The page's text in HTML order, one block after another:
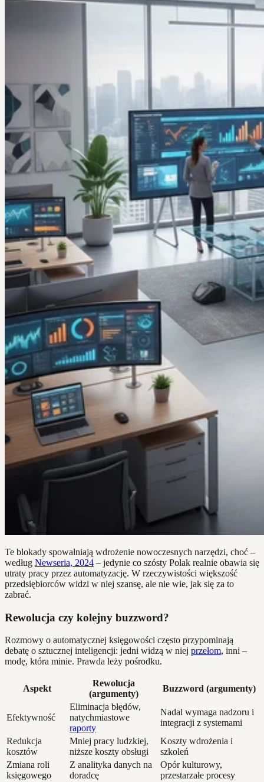
Te blokady spowalniają wdrożenie nowoczesnych narzędzi, choć –
według Newseria, 2024 – jedynie co szósty Polak realnie obawia się
utraty pracy przez automatyzację. W rzeczywistości większość
przedsiębiorców widzi w niej szansę, ale nie wie, jak się za to
zabrać.
Rewolucja czy kolejny buzzword?
Rozmowy o automatycznej księgowości często przypominają
debatę o sztucznej inteligencji: jedni widzą w niej przełom, inni –
modę, która minie. Prawda leży pośrodku.
Aspekt
Rewolucja
(argumenty)
Buzzword (argumenty)
Efektywność
Eliminacja błędów,
natychmiastowe
raporty
Nadal wymaga nadzoru i
integracji z systemami
Redukcja
kosztów
Mniej pracy ludzkiej,
niższe koszty obsługi
Koszty wdrożenia i
szkoleń
Zmiana roli
księgowego
Z analityka danych na
doradcę
Opór kulturowy,
przestarzałe procesy